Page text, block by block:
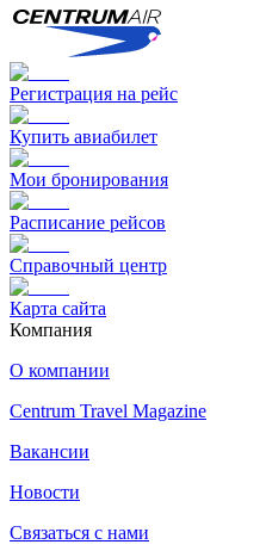
Регистрация на рейс
Купить авиабилет
Мои бронирования
Расписание рейсов
Справочный центр
Карта сайта
Компания
О компании
Centrum Travel Magazine
Вакансии
Новости
Связаться с нами